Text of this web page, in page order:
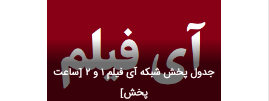
جدول پخش شبکه آی فیلم 1 و 2 [ساعت
پخش]